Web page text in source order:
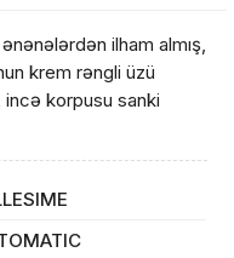
ilham almış,
krem rəngli üzü
incə korpusu sanki